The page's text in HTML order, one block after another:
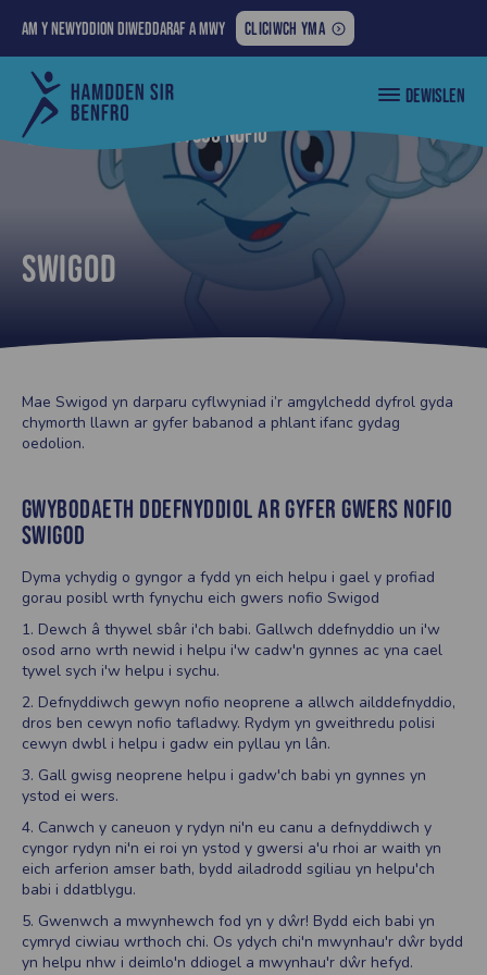
Am y newyddion diweddaraf a mwy
AM
Y
MWY:
CLICIWCH YMA
Cyngor
Sir
Penfro
DEWISLEN
Nôl i... Llwybr Dysgu Nofio
Swigod
Mae Swigod yn darparu cyflwyniad i’r amgylchedd dyfrol gyda
chymorth llawn ar gyfer babanod a phlant ifanc gydag
oedolion.
GWYBODAETH DDEFNYDDIOL AR GYFER GWERS NOFIO
SWIGOD
Dyma ychydig o gyngor a fydd yn eich helpu i gael y profiad
gorau posibl wrth fynychu eich gwers nofio Swigod
1. Dewch â thywel sbâr i'ch babi. Gallwch ddefnyddio un i'w
osod arno wrth newid i helpu i'w cadw'n gynnes ac yna cael
tywel sych i'w helpu i sychu.
2. Defnyddiwch gewyn nofio neoprene a allwch ailddefnyddio,
dros ben cewyn nofio tafladwy. Rydym yn gweithredu polisi
cewyn dwbl i helpu i gadw ein pyllau yn lân.
3. Gall gwisg neoprene helpu i gadw'ch babi yn gynnes yn
ystod ei wers.
4. Canwch y caneuon y rydyn ni'n eu canu a defnyddiwch y
cyngor rydyn ni'n ei roi yn ystod y gwersi a'u rhoi ar waith yn
eich arferion amser bath, bydd ailadrodd sgiliau yn helpu'ch
babi i ddatblygu.
5. Gwenwch a mwynhewch fod yn y dŵr! Bydd eich babi yn
cymryd ciwiau wrthoch chi. Os ydych chi'n mwynhau'r dŵr bydd
yn helpu nhw i deimlo'n ddiogel a mwynhau'r dŵr hefyd.